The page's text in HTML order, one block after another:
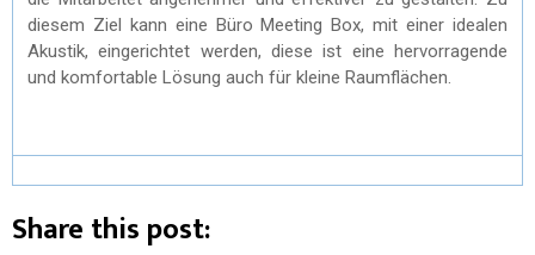
diesem Ziel kann eine Büro Meeting Box, mit einer idealen
Akustik, eingerichtet werden, diese ist eine hervorragende
und komfortable Lösung auch für kleine Raumflächen.
Share this post: